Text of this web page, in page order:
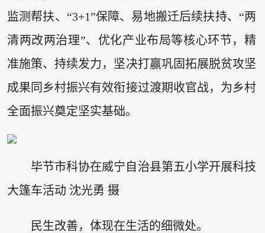
监测帮扶、“3+1”保障、易地搬迁后续扶持、“两
清两改两治理”、优化产业布局等核心环节，精
准施策、持续发力，坚决打赢巩固拓展脱贫攻坚
成果同乡村振兴有效衔接过渡期收官战，为乡村
全面振兴奠定坚实基础。
毕节市科协在威宁自治县第五小学开展科技
大篷车活动 沈光勇 摄
民生改善，体现在生活的细微处。